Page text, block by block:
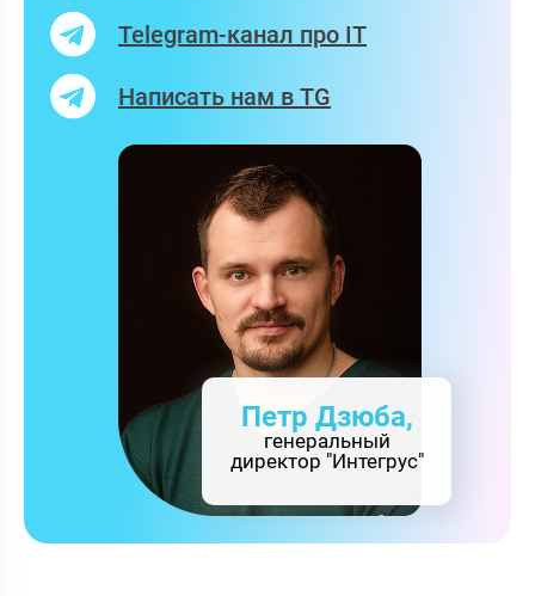
Telegram-канал про IT
Написать нам в TG
Петр Дзюба,
генеральный
директор "Интегрус"